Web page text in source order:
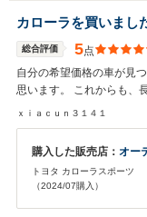
カローラを買いまし
総合評価 5点
自分の希望価格の車が見
思います。 これからも、
ｘｉａｃｕｎ３１４１
購入した販売店： オー
トヨタ カローラスポーツ
（2024/07購入）